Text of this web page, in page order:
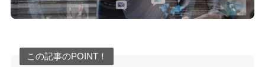
この記事のPOINT！